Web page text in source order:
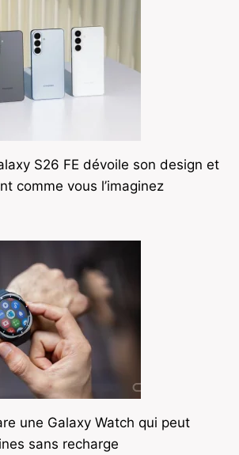
S26 FE dévoile son design et
comme vous l’imaginez
une Galaxy Watch qui peut
sans recharge